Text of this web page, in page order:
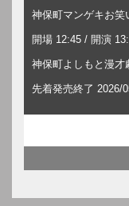
神保町マンゲキお笑
開場 12:45 / 開演
神保町よしもと漫才
先着発売終了 2026/